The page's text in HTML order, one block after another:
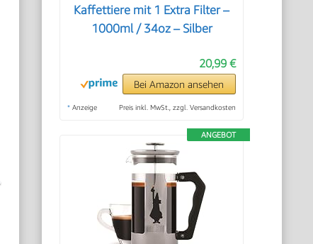
Kaffettiere mit 1 Extra Filter –
1000ml / 34oz – Silber
20,99 €
Bei Amazon ansehen
* Anzeige Preis inkl. MwSt., zzgl. Versandkosten
ANGEBOT